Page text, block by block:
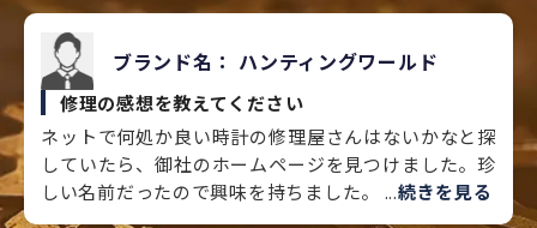
ブランド名： ハンティングワールド
修理の感想を教えてください
ネットで何処か良い時計の修理屋さんはないかなと探
していたら、御社のホームページを見つけました。珍
しい名前だったので興味を持ちました。 ...続きを見る